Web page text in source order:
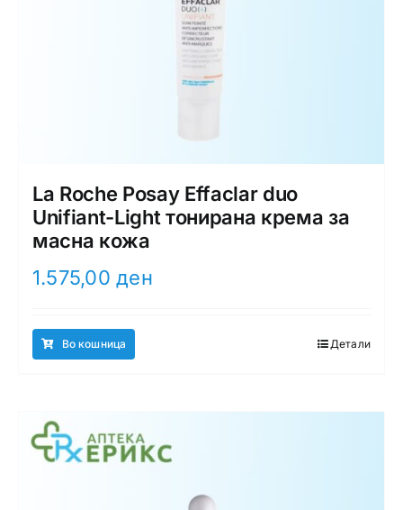
La Roche Posay Effaclar duo
Unifiant-Light тонирана крема за
масна кожа
1.575,00ден
Во кошница Детали